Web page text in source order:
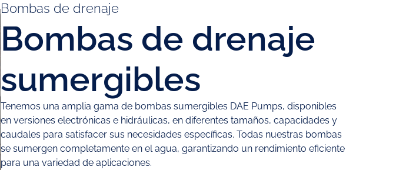
Bombas de drenaje
Bombas de drenaje
sumergibles
Tenemos una amplia gama de bombas sumergibles DAE Pumps, disponibles
en versiones electrónicas e hidráulicas, en diferentes tamaños, capacidades y
caudales para satisfacer sus necesidades específicas. Todas nuestras bombas
se sumergen completamente en el agua, garantizando un rendimiento eficiente
para una variedad de aplicaciones.